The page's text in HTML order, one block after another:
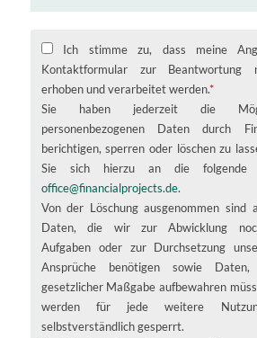
Ich stimme zu, dass meine
Kontaktformular zur Beantwortung
erhoben und verarbeitet werden.*
Sie haben jederzeit die
personenbezogenen Daten durch
berichtigen, sperren oder löschen zu
Sie sich hierzu an die folgende
office@financialprojects.de.
Von der Löschung ausgenommen sind
Daten, die wir zur Abwicklung
Aufgaben oder zur Durchsetzung
Ansprüche benötigen sowie
gesetzlicher Maßgabe aufbewahren
werden für jede weitere
selbstverständlich gesperrt.